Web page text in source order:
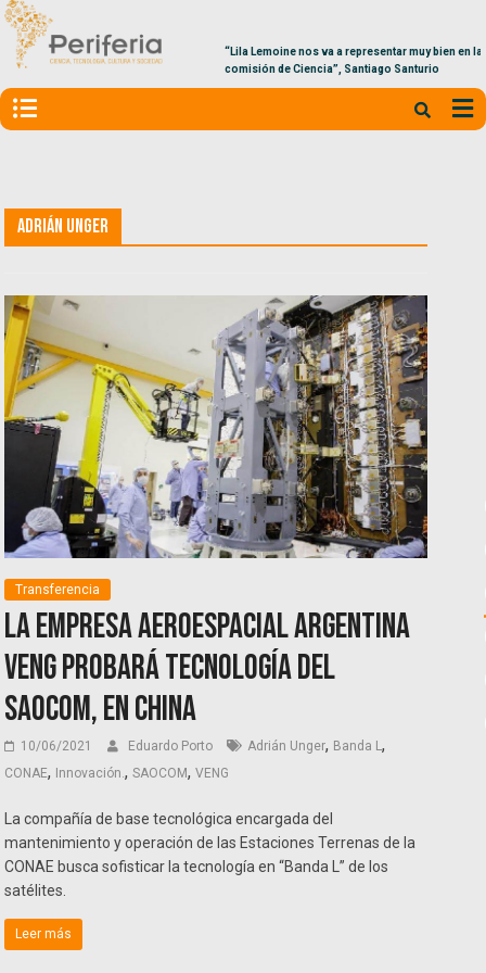
“Lila Lemoine nos va a representar muy bien en la
comisión de Ciencia”, Santiago Santurio
Adrián Unger
Transferencia
La empresa aeroespacial argentina
Veng probará tecnología del
SAOCOM, en China
10/06/2021 Eduardo Porto Adrián Unger, Banda L,
CONAE, Innovación.,SAOCOM,VENG
La compañía de base tecnológica encargada del
mantenimiento y operación de las Estaciones Terrenas de la
CONAE busca sofisticar la tecnología en “Banda L” de los
satélites.
Leer más